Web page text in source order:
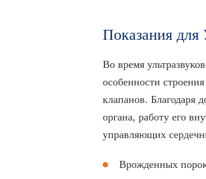
Показания
Во время
особенности
клапанов. Благодаря
органа, работу его
управляющих
Врожденных